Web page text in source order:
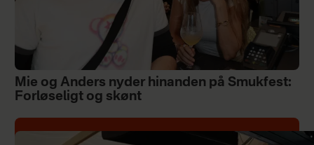
Mie og Anders nyder hinanden på Smukfest:
Forløseligt og skønt